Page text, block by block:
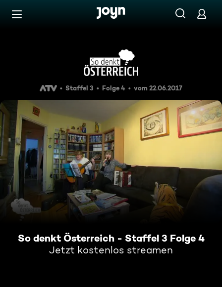
Zum Inhalt springen
So denkt Österreich -
Staffel 3 Folge 4 vom 22.06.2017
So denkt Österreich - Staffel 3 Folge 4
Jetzt kostenlos streamen